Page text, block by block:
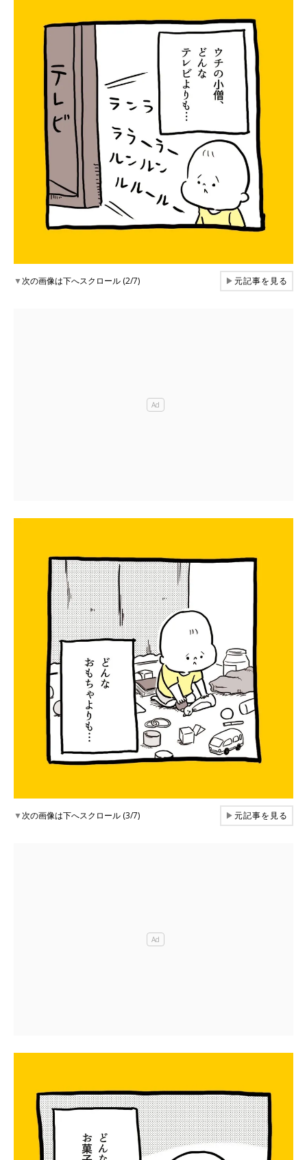
▼次の画像は下へスクロール (2/7) ▶元記事を見る
▼次の画像は下へスクロール (3/7) ▶元記事を見る